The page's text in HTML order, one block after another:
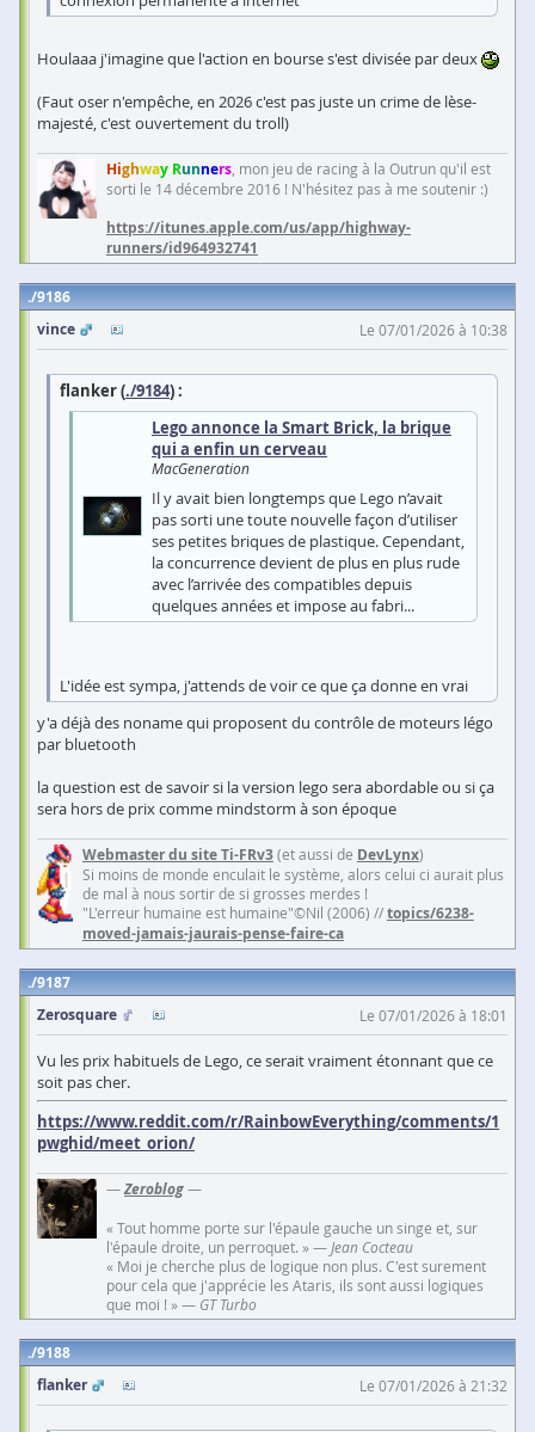
Houlaaa j'imagine que l'action en bourse s'est divisée par deux
(Faut oser n'empêche, en 2026 c'est pas juste un crime de lèse-
majesté, c'est ouvertement du troll)
Highway Runners , mon jeu de racing à la Outrun qu'il est
sorti le 14 décembre 2016 ! N'hésitez pas à me soutenir :)
https://itunes.apple.com/us/app/highway-
runners/id964932741
9186
vince
Le 07/01/2026 à 10:38
flanker (./9184) :
Lego annonce la Smart Brick, la brique
qui a enfin un cerveau
MacGeneration
Il y avait bien longtemps que Lego n’avait
pas sorti une toute nouvelle façon d’utiliser
ses petites briques de plastique. Cependant,
la concurrence devient de plus en plus rude
avec l’arrivée des compatibles depuis
quelques années et impose au fabri...
L'idée est sympa, j'attends de voir ce que ça donne en vrai
y'a déjà des noname qui proposent du contrôle de moteurs légo
par bluetooth
la question est de savoir si la version lego sera abordable ou si ça
sera hors de prix comme mindstorm à son époque
Webmaster du site Ti-FRv3(et aussi de DevLynx)
Si moins de monde enculait le système, alors celui ci aurait plus
de mal à nous sortir de si grosses merdes !
"L'erreur humaine est humaine"©Nil (2006) //topics/6238-
moved-jamais-jaurais-pense-faire-ca
9187
Zerosquare
Le 07/01/2026 à 18:01
Vu les prix habituels de Lego, ce serait vraiment étonnant que ce
soit pas cher.
https://www.reddit.com/r/RainbowEverything/comments/1
pwghid/meet_orion/
—Zeroblog—
« Tout homme porte sur l'épaule gauche un singe et, sur
l'épaule droite, un perroquet. » — Jean Cocteau
« Moi je cherche plus de logique non plus. C'est surement
pour cela que j'apprécie les Ataris, ils sont aussi logiques
que moi ! » — GT Turbo
9188
flanker
Le 07/01/2026 à 21:32